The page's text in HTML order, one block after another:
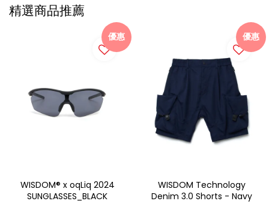
精選商品推薦
優惠
WISDOM® x oqLiq 2024
SUNGLASSES_BLACK
優惠
WISDOM Technology
Denim 3.0 Shorts - Navy